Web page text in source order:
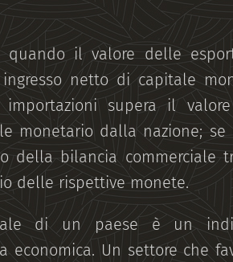
il valore delle
netto di capitale
supera il
monetario dalla nazione; se
della bilancia commerciale
delle rispettive monete.
di un paese è un
Un settore che